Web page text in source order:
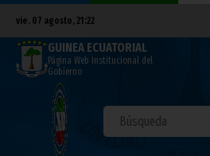
vie. 07 agosto, 21:22
GUINEA ECUATORIAL
Página Web Institucional del
Gobierno